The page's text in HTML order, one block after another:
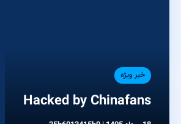
خبر ویژه
Hacked by Chinafans